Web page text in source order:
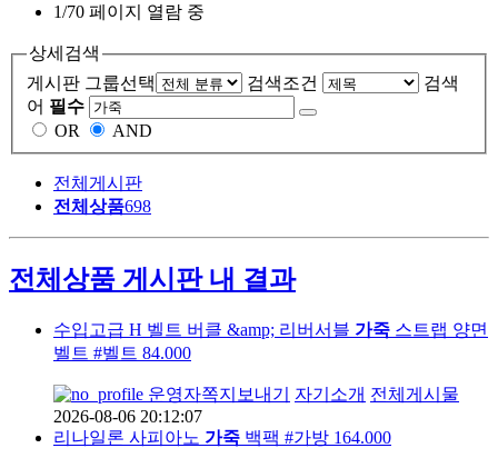
1/70 페이지 열람 중
상세검색
게시판 그룹선택
검색조건
검색
어 필수
OR
AND
전체게시판
전체상품698
전체상품 게시판 내 결과
수입고급 H 벨트 버클 &amp; 리버서블 가죽 스트랩 양면
벨트 #벨트 84.000
운영자쪽지보내기 자기소개 전체게시물
2026-08-06 20:12:07
리나일론 사피아노 가죽 백팩 #가방 164.000